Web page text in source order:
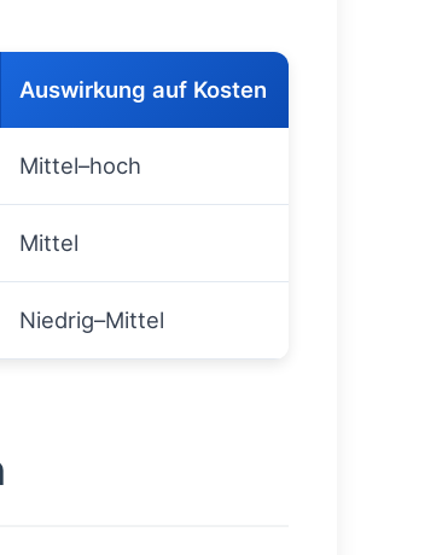
Auswirkung auf Kosten
Mittel–hoch
Mittel
Niedrig–Mittel